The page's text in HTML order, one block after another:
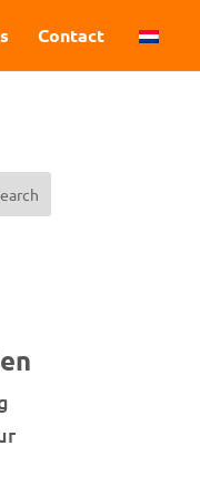
Contact